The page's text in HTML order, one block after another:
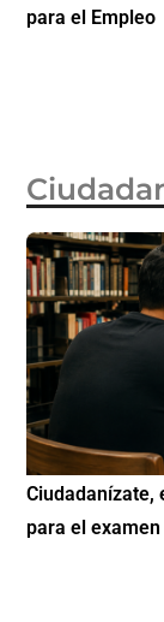
qué debes
Si eres
gratuito de